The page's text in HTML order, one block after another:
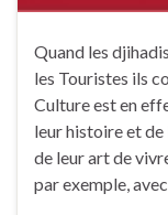
Quand les
les Touristes ils
Culture est en
leur histoire et
de leur art de
par exemple,